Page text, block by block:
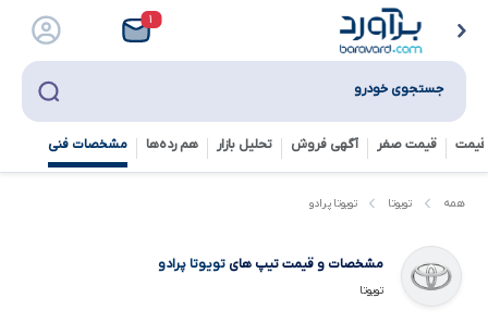
۱
جستجوی خودرو
قیمت صفر آگهی فروش تحلیل بازار هم رده‌ها‌ مشخصات فنی
همه تویوتا تویوتا پرادو
مشخصات و قیمت تیپ هایتویوتا پرادو
تویوتا